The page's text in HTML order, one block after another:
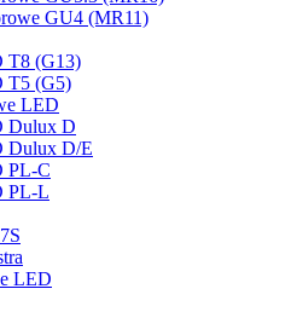
GU4 (MR11)
T8 (G13)
T5 (G5)
LED
Dulux D
Dulux D/E
PL-C
PL-L
LED